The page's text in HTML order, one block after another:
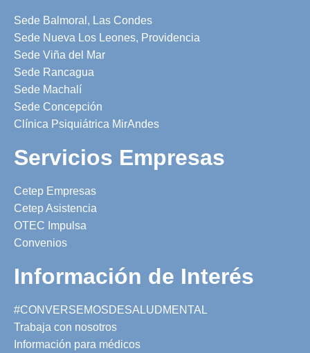
Sede Balmoral, Las Condes
Sede Nueva Los Leones, Providencia
Sede Viña del Mar
Sede Rancagua
Sede Machalí
Sede Concepción
Clínica Psiquiátrica MirAndes
Servicios Empresas
Cetep Empresas
Cetep Asistencia
OTEC Impulsa
Convenios
Información de Interés
#CONVERSEMOSDESALUDMENTAL
Trabaja con nosotros
Información para médicos